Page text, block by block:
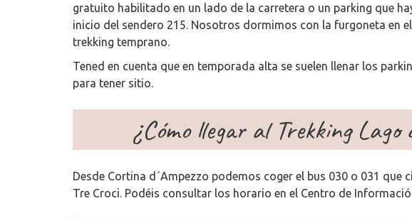
gratuito habilitado en un lado de la carretera o un parking que
inicio del sendero 215. Nosotros dormimos con la furgoneta en
trekking temprano.
Tened en cuenta que en temporada alta se suelen llenar los
para tener sitio.
¿Cómo llegar al Trekking
Desde Cortina d´Ampezzo podemos coger el bus 030 o 031 que
Tre Croci. Podéis consultar los horario en el Centro de